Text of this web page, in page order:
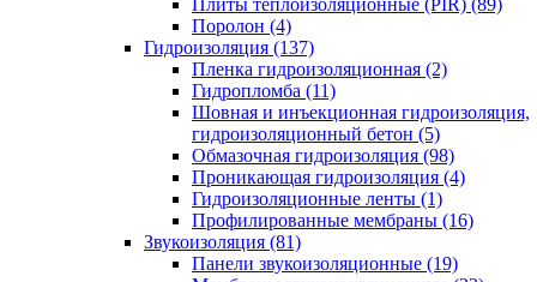
Плиты теплоизоляционные (PIR) (89)
Поролон (4)
Гидроизоляция (137)
Пленка гидроизоляционная (2)
Гидропломба (11)
Шовная и инъекционная гидроизоляция,
гидроизоляционный бетон (5)
Обмазочная гидроизоляция (98)
Проникающая гидроизоляция (4)
Гидроизоляционные ленты (1)
Профилированные мембраны (16)
Звукоизоляция (81)
Панели звукоизоляционные (19)